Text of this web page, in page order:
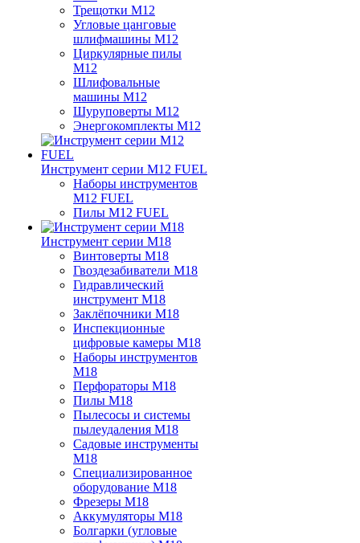
Трещотки M12
Угловые цанговые
шлифмашины M12
Циркулярные пилы
M12
Шлифовальные
машины M12
Шуруповерты M12
Энергокомплекты M12
Инструмент серии M12 FUEL
Наборы инструментов
M12 FUEL
Пилы M12 FUEL
Инструмент серии M18
Винтоверты M18
Гвоздезабиватели M18
Гидравлический
инструмент M18
Заклёпочники M18
Инспекционные
цифровые камеры M18
Наборы инструментов
M18
Перфораторы M18
Пилы M18
Пылесосы и системы
пылеудаления M18
Садовые инструменты
M18
Специализированное
оборудование M18
Фрезеры M18
Аккумуляторы M18
Болгарки (угловые